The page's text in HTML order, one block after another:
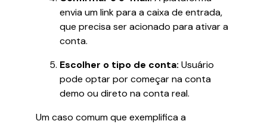
envia um link para a caixa de entrada,
que precisa ser acionado para ativar a
conta.
Escolher o tipo de conta: Usuário
pode optar por começar na conta
demo ou direto na conta real.
Um caso comum que exemplifica a